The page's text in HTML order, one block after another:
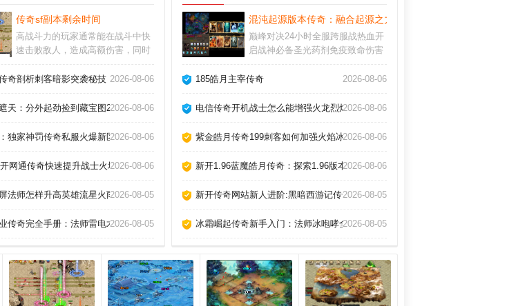
传奇sf副本剩余时间
高战斗力的玩家通常能在战斗中快
速击败敌人，造成高额伤害，同时
家要注意哦，某些地图是不能使用
方。建议玩家优先完成主线任务和
验值。
奇剖析刺客暗影突袭秘技 2026-08-06
天：分外起劲捡到藏宝图2202026-08-06
独家神罚传奇私服火爆新区启幕2026-08-06
网通传奇快速提升战士火墙2026-08-06
法师怎样升高英雄流星火雨！2026-08-05
传奇完全手册：法师雷电术如何瞬秒全图精英？
2026-08-05
混沌起源版本传奇：融合起源之力的混沌版本私服，征服远古
巅峰对决24小时全服跨服战热血开
启战神必备圣光药剂免疫致命伤害
场补给必须常备背包版本焦点十二
迭传说神装限时觉醒
185皓月主宰传奇 2026-08-06
电信传奇开机战士怎么能增强火龙烈焰。2026-08-06
紫金皓月传奇199刺客如何加强火焰冰！2026-08-06
新开1.96蓝魔皓月传奇：探索1.96版本全新开放的蓝魔皓月传奇私服世界
2026-08-06
新开传奇网站新人进阶:黑暗西游记传奇法师怎样提高烈火剑法
2026-08-05
冰霜崛起传奇新手入门：法师冰咆哮全指南！
2026-08-05